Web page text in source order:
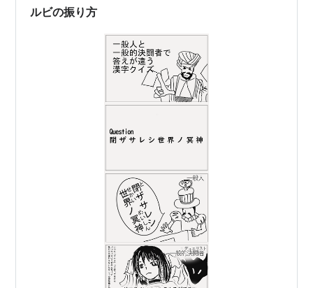
わりにフィールドコード」が表示されている状態なんで
ルビの振り方